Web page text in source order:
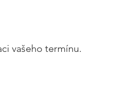
vašeho termínu.